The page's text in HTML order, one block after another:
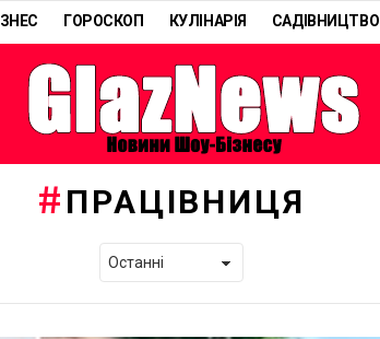
ГОРОСКОП КУЛІНАРІЯ САДІВНИЦТВО
ПРАЦІВНИЦЯ